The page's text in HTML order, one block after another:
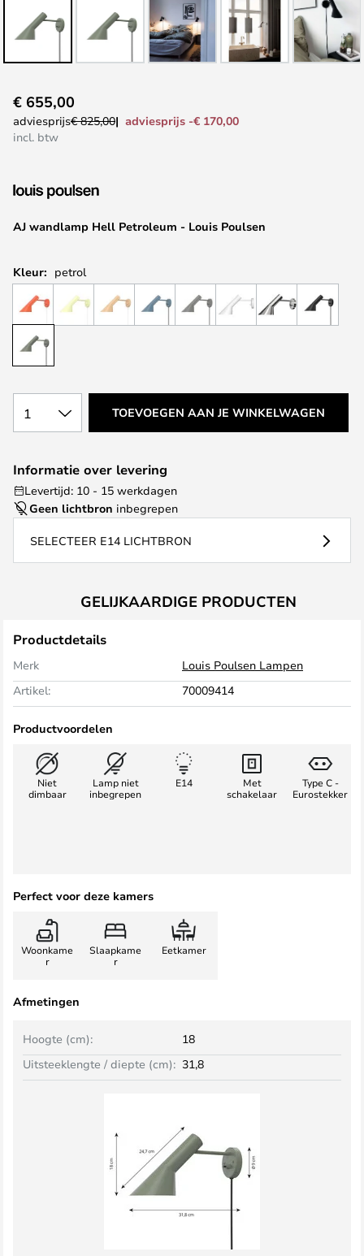
naar
het
de
gallerij
AJ wandlamp Hell Petroleum - Louis Poulsen
€ 655,00
adviesprijs€ 825,00
adviesprijs -€ 170,00
incl. btw
Kleur: petrol
1 TOEVOEGEN AAN JE WINKELWAGEN
Informatie over levering
Levertijd: 10 - 15 werkdagen
Geen lichtbron inbegrepen
SELECTEER E14 LICHTBRON
GELIJKAARDIGE PRODUCTEN
Productdetails
Merk
Louis Poulsen Lampen
Artikel:
70009414
Productvoordelen
Niet
dimbaar
Lamp niet
inbegrepen
E14
Met
schakelaar
Type C -
Eurostekker
Perfect voor deze kamers
Woonkame
r
Slaapkame
r
Eetkamer
Afmetingen
Hoogte (cm):
18
Uitsteeklengte / diepte (cm): 31,8